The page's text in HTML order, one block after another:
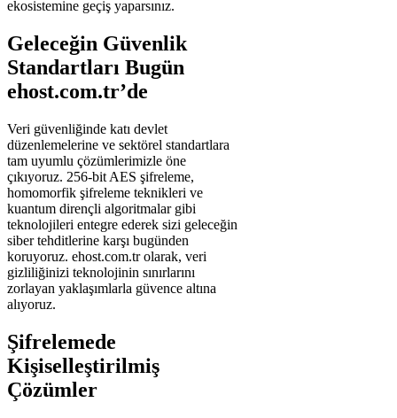
ekosistemine geçiş yaparsınız.
Geleceğin Güvenlik
Standartları Bugün
ehost.com.tr’de
Veri güvenliğinde katı devlet
düzenlemelerine ve sektörel standartlara
tam uyumlu çözümlerimizle öne
çıkıyoruz. 256-bit AES şifreleme,
homomorfik şifreleme teknikleri ve
kuantum dirençli algoritmalar gibi
teknolojileri entegre ederek sizi geleceğin
siber tehditlerine karşı bugünden
koruyoruz. ehost.com.tr olarak, veri
gizliliğinizi teknolojinin sınırlarını
zorlayan yaklaşımlarla güvence altına
alıyoruz.
Şifrelemede
Kişiselleştirilmiş
Çözümler